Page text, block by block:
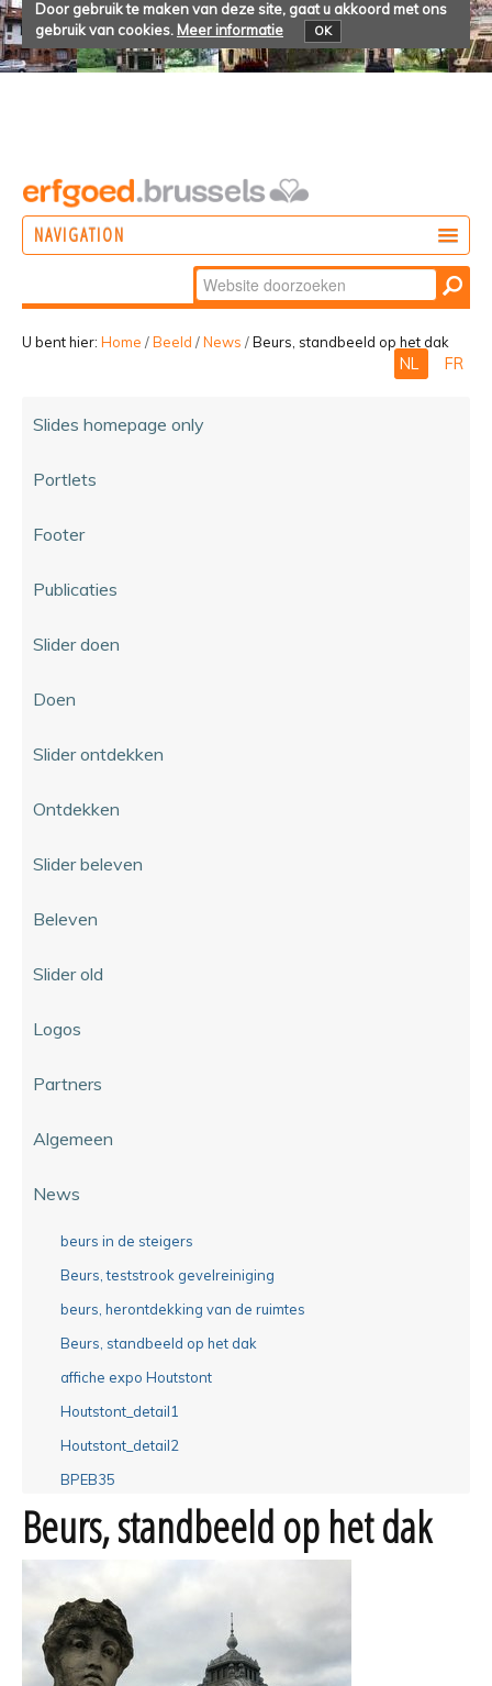
Door gebruik te maken van deze site, gaat u akkoord met ons
gebruik van cookies. Meer informatie OK
NAVIGATION
Zoek
Geavanceerd
zoeken...
U bent hier: Home /Beeld /News /Beurs, standbeeld op het dak
NL FR
Slides homepage only
Portlets
Footer
Publicaties
Slider doen
Doen
Slider ontdekken
Ontdekken
Slider beleven
Beleven
Slider old
Logos
Partners
Algemeen
News
beurs in de steigers
Beurs, teststrook gevelreiniging
beurs, herontdekking van de ruimtes
Beurs, standbeeld op het dak
affiche expo Houtstont
Houtstont_detail1
Houtstont_detail2
BPEB35
Beurs, standbeeld op het dak